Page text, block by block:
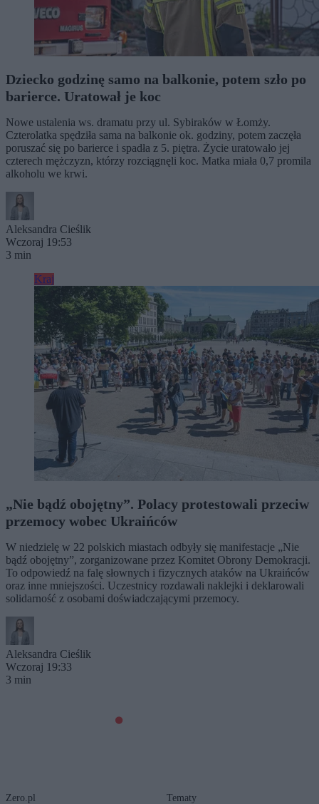
Dziecko godzinę samo na balkonie, potem szło po
barierce. Uratował je koc
Nowe ustalenia ws. dramatu przy ul. Sybiraków w Łomży.
Czterolatka spędziła sama na balkonie ok. godziny, potem zaczęła
poruszać się po barierce i spadła z 5. piętra. Życie uratowało jej
czterech mężczyzn, którzy rozciągnęli koc. Matka miała 0,7 promila
alkoholu we krwi.
Aleksandra Cieślik
Wczoraj 19:53
3 min
Kraj
„Nie bądź obojętny”. Polacy protestowali przeciw
przemocy wobec Ukraińców
W niedzielę w 22 polskich miastach odbyły się manifestacje „Nie
bądź obojętny”, zorganizowane przez Komitet Obrony Demokracji.
To odpowiedź na falę słownych i fizycznych ataków na Ukraińców
oraz inne mniejszości. Uczestnicy rozdawali naklejki i deklarowali
solidarność z osobami doświadczającymi przemocy.
Aleksandra Cieślik
Wczoraj 19:33
3 min
Zero.pl Tematy